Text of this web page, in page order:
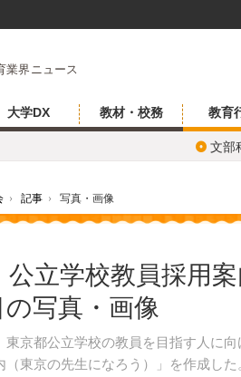
業界ニュース
大学DX 教材・校務 教育
文部
› 記事 › 写真・画像
公立学校教員採用
写真・画像
京都公立学校の教員を目指す人に
東京の先生になろう）」を作成した